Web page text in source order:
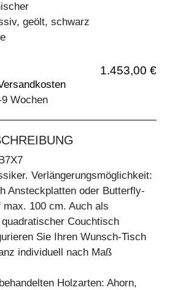
geölt, schwarz
1.453,00 €
Wochen
Verlängerungsmöglichkeit:
Ansteckplatten oder Butterfly-
max. 100 cm. Auch als
Couchtisch
Sie Ihren Wunsch-Tisch
individuell nach Maß
Holzarten: Ahorn,